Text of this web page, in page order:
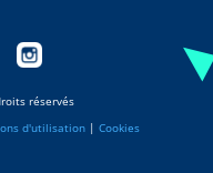
réservés
d'utilisation | Cookies